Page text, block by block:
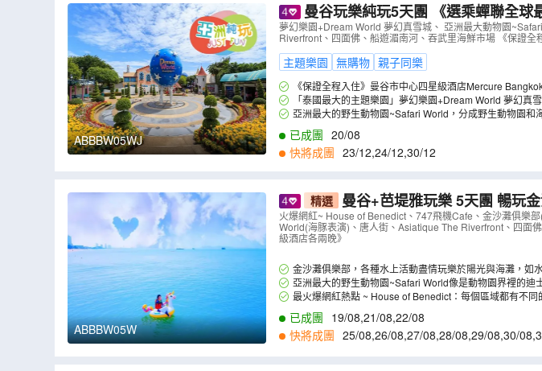
ABBBW05WJ
曼谷玩樂純玩5天團 《選乘蟬聯全球最佳航空公司~阿聯酋航空A380豪華客機》暢
玩夢幻樂園+Dream World 夢幻真雪城
WJ）
夢幻樂園+Dream World 夢幻真雪城、 亞洲最大動物園
Riverfront、四面佛、船遊湄南河、吞武里海鮮市場 《保證
主題樂園 無購物 親子同樂
《保證全程入住》曼谷市中心四星級酒店Mercure
「泰國最大的主題樂園」夢幻樂園+Dream World 夢幻
涼意，體驗遍地雪景的浪漫。
亞洲最大的野生動物園~Safari World，分成野生動物園和
已成團 20/08
快將成團 23/12,24/12,30/12
ABBBW05W
精選 曼谷+芭堤雅玩樂 5天團 暢玩金沙灘俱樂部(包水上電單車、香蕉船、浮潛、
獨木舟)、亞洲最大的野生動物園
級酒店各兩晚》（ABBBW05W）
火爆網紅~ House of Benedict、747飛機Cafe、金沙灘俱樂
World(海豚表演)、唐人街、Asiatique The Riverfront、四面
級酒店各兩晚》
金沙灘俱樂部，各種水上活動盡情玩樂於陽光與海灘，如
亞洲最大的野生動物園~Safari World像是動物園界裡的
出。最火爆網紅熱點 ~ House of Benedict：每個區域都有不
等，受到網紅追捧的熱門拍照打卡絕佳場所，絕不容錯過。
已成團 19/08,21/08,22/08
快將成團 25/08,26/08,27/08,28/08,29/08,30/08,